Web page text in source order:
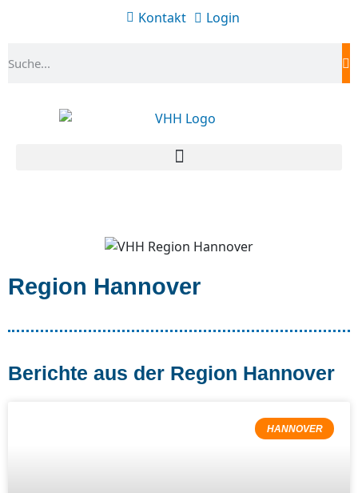
Kontakt Login
Region Hannover
Berichte aus der Region Hannover
HANNOVER